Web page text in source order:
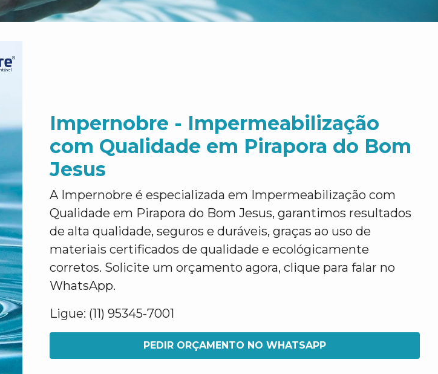
Impernobre - Impermeabilização
com Qualidade em Pirapora do Bom
Jesus
A Impernobre é especializada em Impermeabilização com
Qualidade em Pirapora do Bom Jesus, garantimos resultados
de alta qualidade, seguros e duráveis, graças ao uso de
materiais certificados de qualidade e ecológicamente
corretos. Solicite um orçamento agora, clique para falar no
WhatsApp.
Ligue: (11) 95345-7001
PEDIR ORÇAMENTO NO WHATSAPP